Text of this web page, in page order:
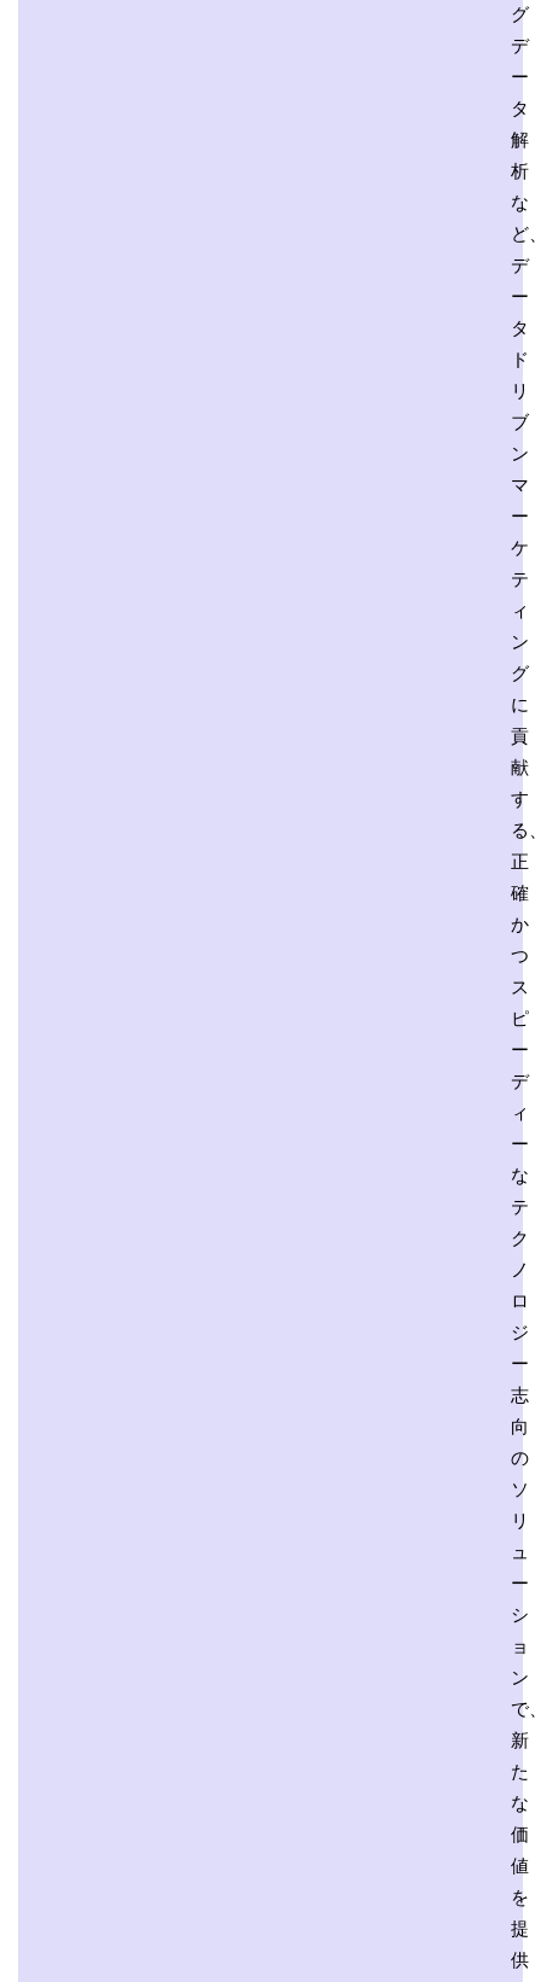
グ
デ
ー
タ
解
析
な
ど
デ
ー
タ
ド
リ
ブ
ン
マ
ー
ケ
テ
ィ
ン
グ
に
貢
献
す
る
正
確
か
つ
ス
ピ
ー
デ
ィ
ー
な
テ
ク
ノ
ロ
ジ
ー
志
向
の
ソ
リ
ュ
ー
シ
ョ
ン
で
新
た
な
価
値
を
提
供